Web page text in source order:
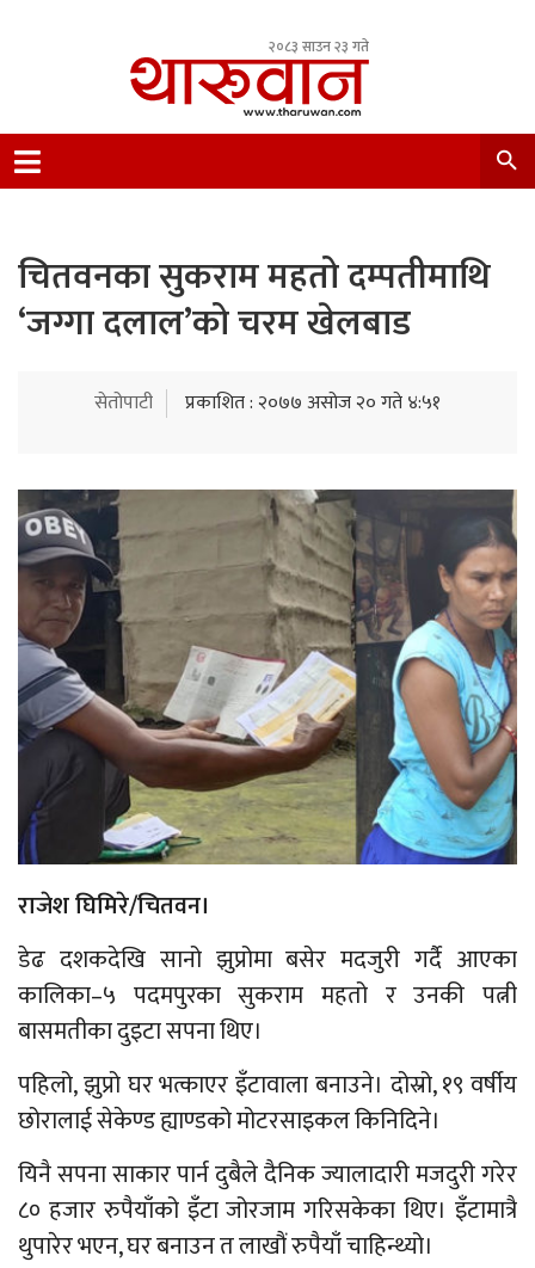
२०८३ साउन २३ गते
Nepal.
चितवनका सुकराम महतो दम्पतीमाथि
‘जग्गा दलाल’को चरम खेलबाड
सेतोपाटी प्रकाशित : २०७७ असोज २० गते ४:५१
राजेश घिमिरे/चितवन।
डेढ दशकदेखि सानो झुप्रोमा बसेर मदजुरी गर्दै आएका
कालिका–५ पदमपुरका सुकराम महतो र उनकी पत्नी
बासमतीका दुइटा सपना थिए।
पहिलो, झुप्रो घर भत्काएर इँटावाला बनाउने। दोस्रो, १९ वर्षीय
छोरालाई सेकेण्ड ह्याण्डको मोटरसाइकल किनिदिने।
यिनै सपना साकार पार्न दुबैले दैनिक ज्यालादारी मजदुरी गरेर
८० हजार रुपैयाँको इँटा जोरजाम गरिसकेका थिए। इँटामात्रै
थुपारेर भएन, घर बनाउन त लाखौं रुपैयाँ चाहिन्थ्यो।